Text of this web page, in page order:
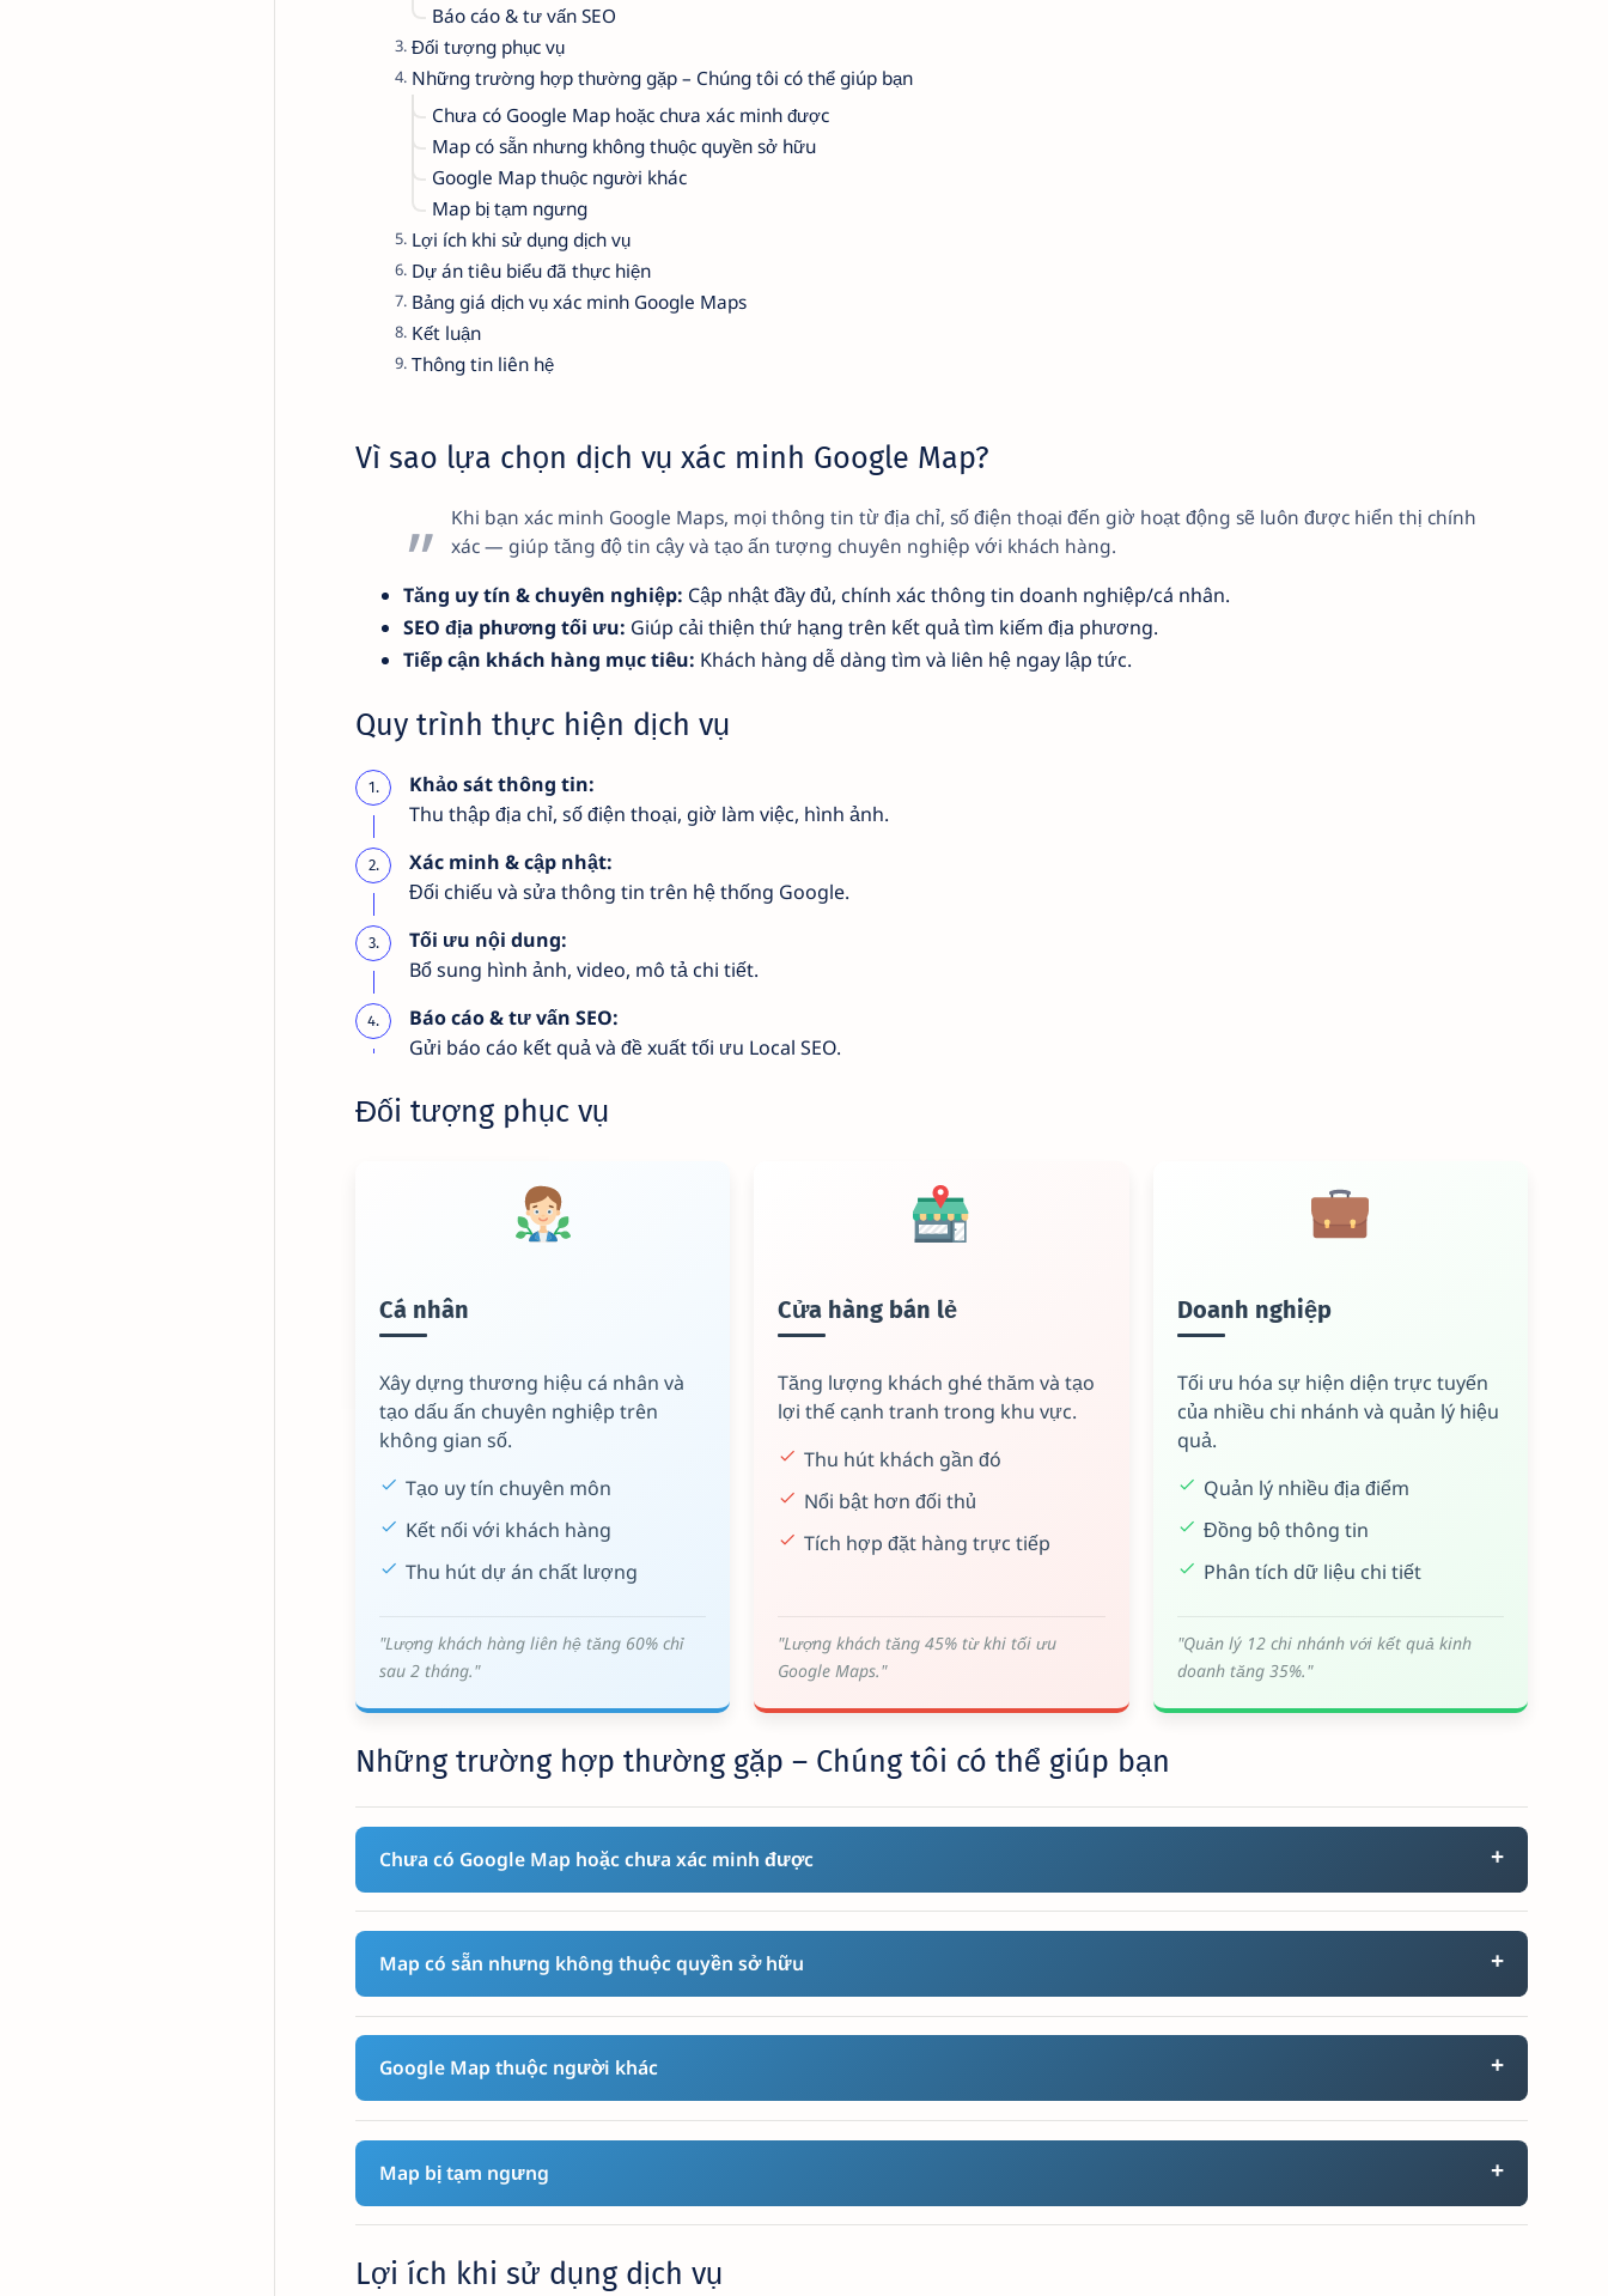
Báo cáo & tư vấn SEO
Đối tượng phục vụ
Những trường hợp thường gặp – Chúng tôi có thể giúp bạn
Chưa có Google Map hoặc chưa xác minh được
Map có sẵn nhưng không thuộc quyền sở hữu
Google Map thuộc người khác
Map bị tạm ngưng
Lợi ích khi sử dụng dịch vụ
Dự án tiêu biểu đã thực hiện
Bảng giá dịch vụ xác minh Google Maps
Kết luận
Thông tin liên hệ
Vì sao lựa chọn dịch vụ xác minh Google Map?
Khi bạn xác minh Google Maps, mọi thông tin từ địa chỉ, số điện thoại đến giờ hoạt động sẽ luôn được hiển thị chính
xác — giúp tăng độ tin cậy và tạo ấn tượng chuyên nghiệp với khách hàng.
Tăng uy tín & chuyên nghiệp: Cập nhật đầy đủ, chính xác thông tin doanh nghiệp/cá nhân.
SEO địa phương tối ưu: Giúp cải thiện thứ hạng trên kết quả tìm kiếm địa phương.
Tiếp cận khách hàng mục tiêu: Khách hàng dễ dàng tìm và liên hệ ngay lập tức.
Quy trình thực hiện dịch vụ
Khảo sát thông tin:
Thu thập địa chỉ, số điện thoại, giờ làm việc, hình ảnh.
Xác minh & cập nhật:
Đối chiếu và sửa thông tin trên hệ thống Google.
Tối ưu nội dung:
Bổ sung hình ảnh, video, mô tả chi tiết.
Báo cáo & tư vấn SEO:
Gửi báo cáo kết quả và đề xuất tối ưu Local SEO.
Đối tượng phục vụ
Cá nhân
Xây dựng thương hiệu cá nhân và
tạo dấu ấn chuyên nghiệp trên
không gian số.
Tạo uy tín chuyên môn
Kết nối với khách hàng
Thu hút dự án chất lượng
"Lượng khách hàng liên hệ tăng 60% chỉ
sau 2 tháng."
Cửa hàng bán lẻ
Tăng lượng khách ghé thăm và tạo
lợi thế cạnh tranh trong khu vực.
Thu hút khách gần đó
Nổi bật hơn đối thủ
Tích hợp đặt hàng trực tiếp
"Lượng khách tăng 45% từ khi tối ưu
Google Maps."
Doanh nghiệp
Tối ưu hóa sự hiện diện trực tuyến
của nhiều chi nhánh và quản lý hiệu
quả.
Quản lý nhiều địa điểm
Đồng bộ thông tin
Phân tích dữ liệu chi tiết
"Quản lý 12 chi nhánh với kết quả kinh
doanh tăng 35%."
Những trường hợp thường gặp – Chúng tôi có thể giúp bạn
Chưa có Google Map hoặc chưa xác minh được
Map có sẵn nhưng không thuộc quyền sở hữu
Google Map thuộc người khác
Map bị tạm ngưng
Lợi ích khi sử dụng dịch vụ